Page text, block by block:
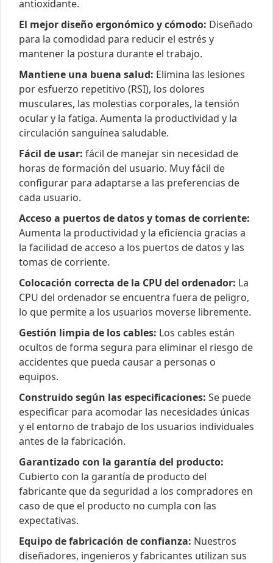
antioxidante.
El mejor diseño ergonómico y cómodo: Diseñado
para la comodidad para reducir el estrés y
mantener la postura durante el trabajo.
Mantiene una buena salud: Elimina las lesiones
por esfuerzo repetitivo (RSI), los dolores
musculares, las molestias corporales, la tensión
ocular y la fatiga. Aumenta la productividad y la
circulación sanguínea saludable.
Fácil de usar: fácil de manejar sin necesidad de
horas de formación del usuario. Muy fácil de
configurar para adaptarse a las preferencias de
cada usuario.
Acceso a puertos de datos y tomas de corriente:
Aumenta la productividad y la eficiencia gracias a
la facilidad de acceso a los puertos de datos y las
tomas de corriente.
Colocación correcta de la CPU del ordenador: La
CPU del ordenador se encuentra fuera de peligro,
lo que permite a los usuarios moverse libremente.
Gestión limpia de los cables: Los cables están
ocultos de forma segura para eliminar el riesgo de
accidentes que pueda causar a personas o
equipos.
Construido según las especificaciones: Se puede
especificar para acomodar las necesidades únicas
y el entorno de trabajo de los usuarios individuales
antes de la fabricación.
Garantizado con la garantía del producto:
Cubierto con la garantía de producto del
fabricante que da seguridad a los compradores en
caso de que el producto no cumpla con las
expectativas.
Equipo de fabricación de confianza: Nuestros
diseñadores, ingenieros y fabricantes utilizan sus